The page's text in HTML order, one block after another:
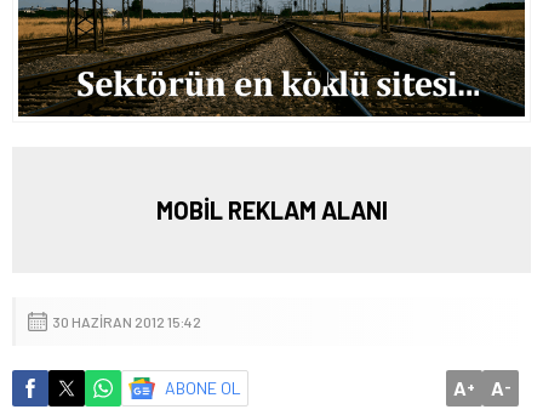
MOBİL REKLAM ALANI
30 HAZIRAN 2012 15:42
ABONE OL A+ A-